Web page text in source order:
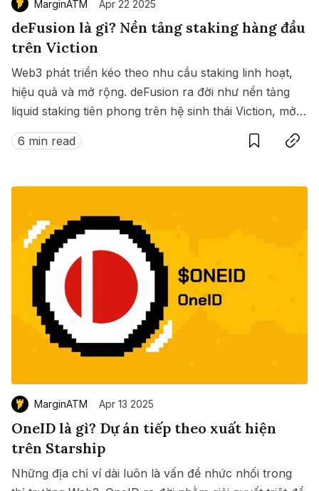
MarginATM Apr 22 2025
deFusion là gì? Nền tảng staking hàng đầu
trên Viction
Web3 phát triển kéo theo nhu cầu staking linh hoạt,
hiệu quả và mở rộng. deFusion ra đời như nền tảng
liquid staking tiên phong trên hệ sinh thái Viction, mở
ra kỷ nguyên mới: staking on-chain mà không cần
đánh đổi giữa phần thưởng và thanh khoản.
6 min read
SaveCopy link
MarginATM Apr 13 2025
OneID là gì? Dự án tiếp theo xuất hiện
trên Starship
Những địa chỉ ví dài luôn là vấn đề nhức nhối trong